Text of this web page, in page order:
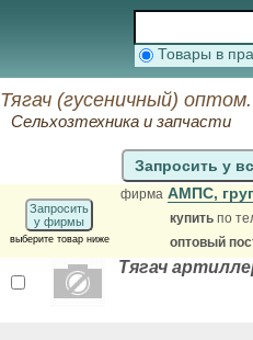
Товары в
Тягач (гусеничный)
Сельхозтехника и запчасти
Запросить у
Запросить
у фирмы
выберите товар ниже
фирма АМПС,
купить по
оптовый
Тягач